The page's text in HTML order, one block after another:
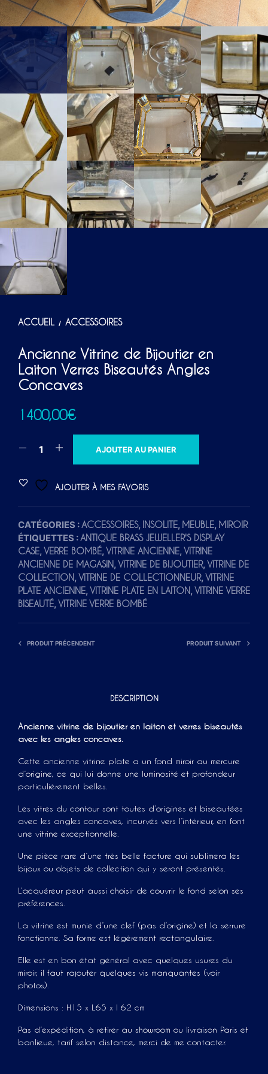
ACCUEIL / ACCESSOIRES
Ancienne Vitrine de Bijoutier en
Laiton Verres Biseautés Angles
Concaves
1400,00€
AJOUTER AU PANIER
R
N
A
T
I
V
AJOUTER À MES FAVORIS
CATÉGORIES :ACCESSOIRES, INSOLITE, MEUBLE, MIROIR
ÉTIQUETTES :ANTIQUE BRASS JEWELLER'S DISPLAY
CASE, VERRE BOMBÉ, VITRINE ANCIENNE, VITRINE
ANCIENNE DE MAGASIN, VITRINE DE BIJOUTIER, VITRINE DE
COLLECTION, VITRINE DE COLLECTIONNEUR, VITRINE
PLATE ANCIENNE, VITRINE PLATE EN LAITON, VITRINE VERRE
BISEAUTÉ, VITRINE VERRE BOMBÉ
PRODUIT PRÉCENDENT PRODUIT SUIVANT
DESCRIPTION
Ancienne vitrine de bijoutier en laiton et verres biseautés
avec les angles concaves.
Cette ancienne vitrine plate a un fond miroir au mercure
d’origine, ce qui lui donne une luminosité et profondeur
particulièrement belles.
Les vitres du contour sont toutes d’origines et biseautées
avec les angles concaves, incurvés vers l’intérieur, en font
une vitrine exceptionnelle.
Une pièce rare d’une très belle facture qui sublimera les
bijoux ou objets de collection qui y seront présentés.
L’acquéreur peut aussi choisir de couvrir le fond selon ses
préférences.
La vitrine est munie d’une clef (pas d’origine) et la serrure
fonctionne. Sa forme est légèrement rectangulaire.
Elle est en bon état général avec quelques usures du
miroir, il faut rajouter quelques vis manquantes (voir
photos).
Dimensions : H15 x L65 x l 62 cm
Pas d’expédition, à retirer au showroom ou livraison Paris et
banlieue, tarif selon distance, merci de me contacter.